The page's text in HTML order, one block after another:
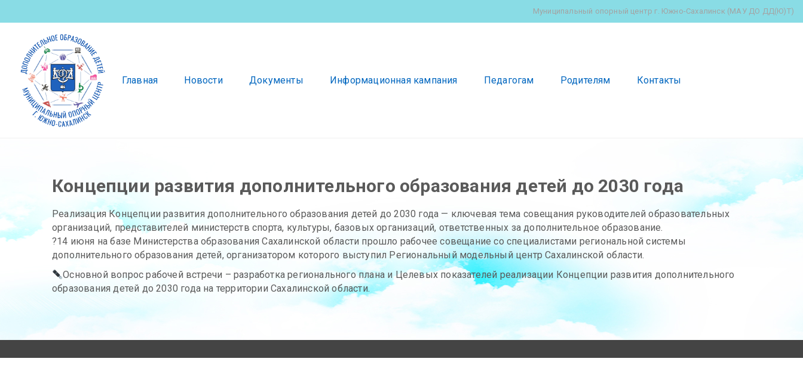
Муниципальный опорный центр г. Южно-Сахалинск (МАУ ДО ДД(Ю)Т)
Главная Новости Документы Информационная кампания Педагогам Родителям Контакты
Концепции развития дополнительного образования детей до 2030 года
Реализация Концепции развития дополнительного образования детей до 2030 года — ключевая тема совещания руководителей образовательных
организаций, представителей министерств спорта, культуры, базовых организаций, ответственных за дополнительное образование.
?14 июня на базе Министерства образования Сахалинской области прошло рабочее совещание со специалистами региональной системы
дополнительного образования детей, организатором которого выступил Региональный модельный центр Сахалинской области.
Основной вопрос рабочей встречи – разработка регионального плана и Целевых показателей реализации Концепции развития дополнительного
образования детей до 2030 года на территории Сахалинской области.